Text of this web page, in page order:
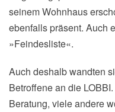
seinem Wohnhaus
ebenfalls präsent. Auch
»Feindesliste«.
Auch deshalb wandten
Betroffene an die
Beratung, viele andere